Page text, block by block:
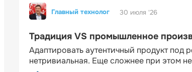
Главный технолог 30 июля '26
Традиция VS промышленное
Адаптировать аутентичный продукт
нетривиальная. Еще сложнее при этом